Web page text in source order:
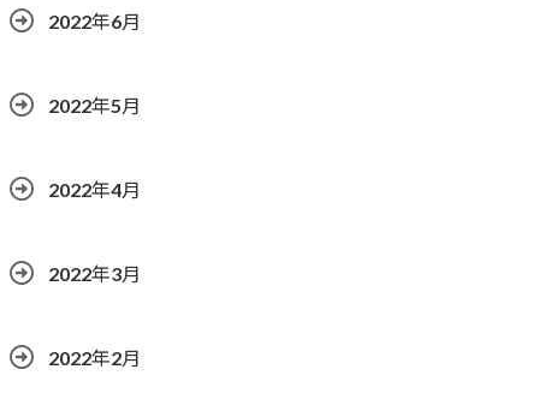
2022年6月
2022年5月
2022年4月
2022年3月
2022年2月